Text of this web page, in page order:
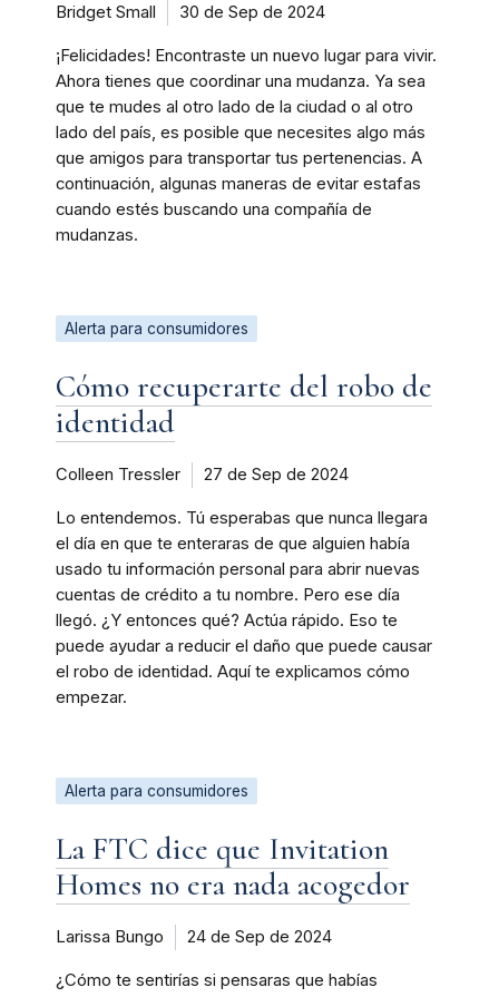
Bridget Small 30 de Sep de 2024
¡Felicidades! Encontraste un nuevo lugar para vivir.
Ahora tienes que coordinar una mudanza. Ya sea
que te mudes al otro lado de la ciudad o al otro
lado del país, es posible que necesites algo más
que amigos para transportar tus pertenencias. A
continuación, algunas maneras de evitar estafas
cuando estés buscando una compañía de
mudanzas.
Alerta para consumidores
Cómo recuperarte del robo de
identidad
Colleen Tressler 27 de Sep de 2024
Lo entendemos. Tú esperabas que nunca llegara
el día en que te enteraras de que alguien había
usado tu información personal para abrir nuevas
cuentas de crédito a tu nombre. Pero ese día
llegó. ¿Y entonces qué? Actúa rápido. Eso te
puede ayudar a reducir el daño que puede causar
el robo de identidad. Aquí te explicamos cómo
empezar.
Alerta para consumidores
La FTC dice que Invitation
Homes no era nada acogedor
Larissa Bungo 24 de Sep de 2024
¿Cómo te sentirías si pensaras que habías